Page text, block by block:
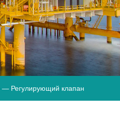
— Регулирующий клапан